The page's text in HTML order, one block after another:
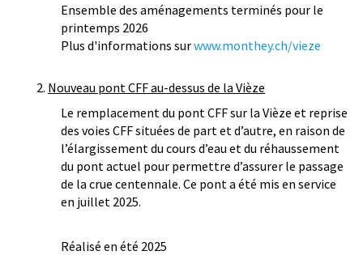
Ensemble des aménagements terminés pour le
printemps 2026
Plus d'informations surwww.monthey.ch/vieze
2. Nouveau pont CFF au-dessus de la Vièze
Le remplacement du pont CFF sur la Vièze et reprise
des voies CFF situées de part et d’autre, en raison de
l’élargissement du cours d’eau et du réhaussement
du pont actuel pour permettre d’assurer le passage
de la crue centennale. Ce pont a été mis en service
en juillet 2025.
Réalisé en été 2025